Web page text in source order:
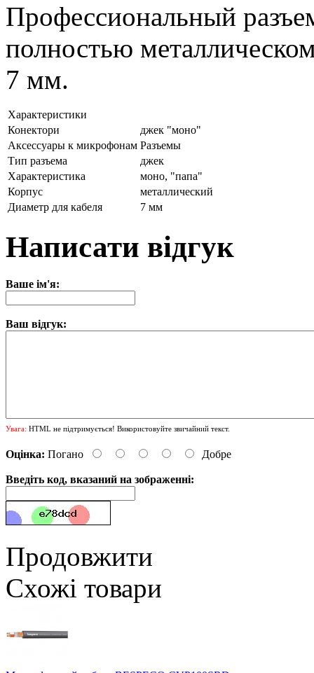
Профессиональный
полностью
7 мм.
Характеристики
Конектори
джек "моно"
Аксессуары к микрофонам Разъемы
Тип разъема
джек
Характеристика
моно, "папа"
Корпус
металлический
Диаметр для кабеля
7 мм
Написати відгук
Ваше ім'я:
Ваш відгук:
Увага: HTML не підтримується! Використовуйте звичайний текст.
Оцінка: Погано Добре
Введіть код, вказаний на зображенні:
Продовжити
Схожі товари